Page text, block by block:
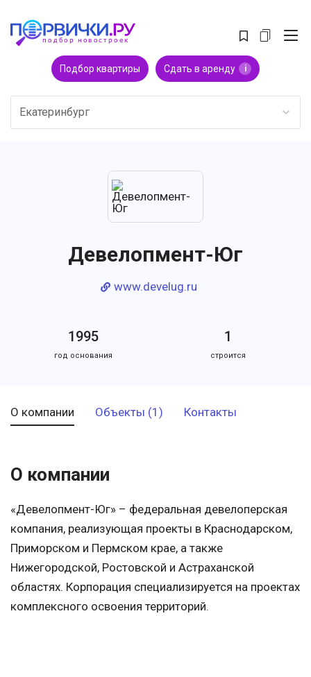
Подбор квартиры Сдать в аренду i
Екатеринбург
Девелопмент-Юг
www.develug.ru
1995
год основания
1
строится
О компании Объекты (1) Контакты
О компании
«Девелопмент-Юг» – федеральная девелоперская
компания, реализующая проекты в Краснодарском,
Приморском и Пермском крае, а также
Нижегородской, Ростовской и Астраханской
областях. Корпорация специализируется на проектах
комплексного освоения территорий.